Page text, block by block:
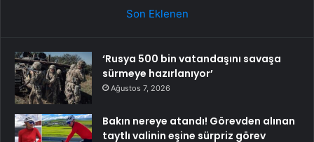
Son Eklenen
‘Rusya 500 bin vatandaşını savaşa
sürmeye hazırlanıyor’
Ağustos 7, 2026
Bakın nereye atandı! Görevden alınan
taytlı valinin eşine sürpriz görev